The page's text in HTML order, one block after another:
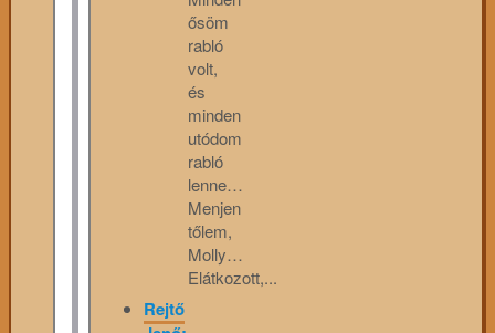
ősöm
rabló
volt,
és
minden
utódom
rabló
lenne…
Menjen
tőlem,
Molly…
Elátkozott,...
Rejtő